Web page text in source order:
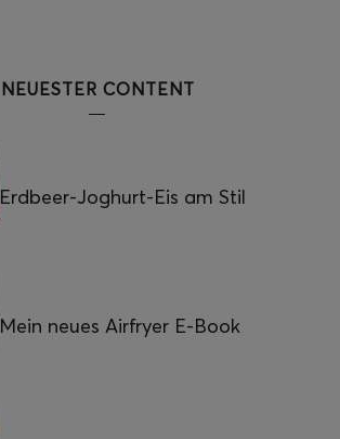
NEUESTER CONTENT
Erdbeer-Joghurt-Eis am Stil
Mein neues Airfryer E-Book